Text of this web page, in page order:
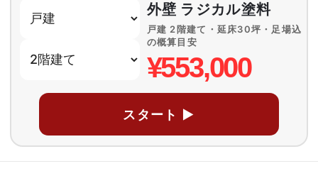
外壁 ラジカル塗料
戸建 2階建て・延床30坪・足場込
の概算目安
¥553,000
スタート ▶